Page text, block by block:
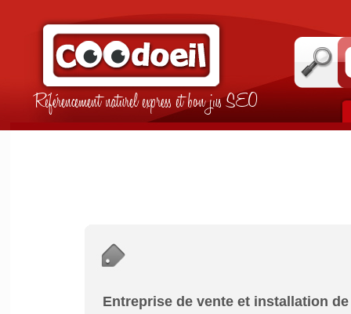
Référencement naturel express et bon jus SEO
Entreprise de vente et installation